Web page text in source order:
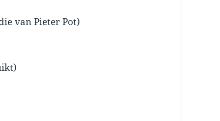
van Pieter Pot)